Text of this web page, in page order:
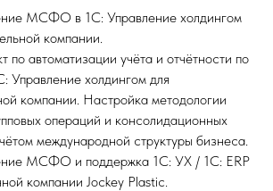
МСФО в 1С: Управление холдингом
компании.
по автоматизации учёта и отчётности по
холдингом для
компании. Настройка методологии
операций и консолидационных
международной структуры бизнеса.
МСФО и поддержка 1С: УХ / 1С: ERP
компании Jockey Plastic.